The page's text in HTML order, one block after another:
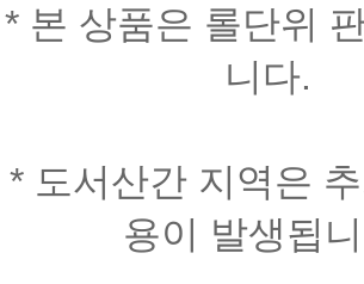
* 본 상품은 롤단위
니다.
* 도서산간 지역은 추
용이 발생됩